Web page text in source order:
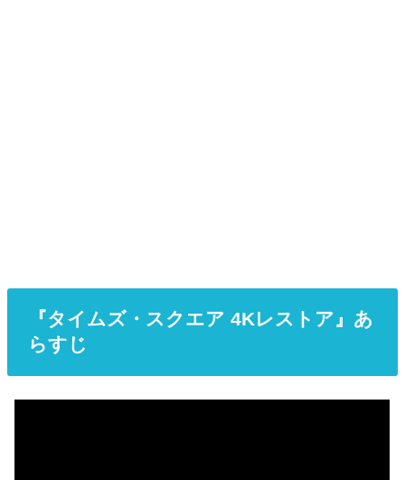
『タイムズ・スクエア 4Kレストア』あ
らすじ